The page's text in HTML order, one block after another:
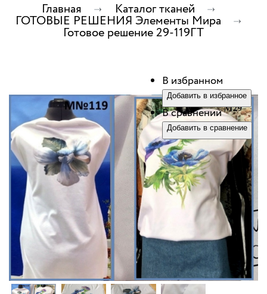
Главная Каталог тканей
ГОТОВЫЕ РЕШЕНИЯ Элементы Мира
Готовое решение 29-119ГТ
В избранном
Добавить в избранное
В сравнении
Добавить в сравнение